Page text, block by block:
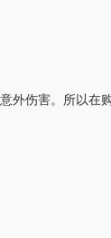
外伤害。所以在